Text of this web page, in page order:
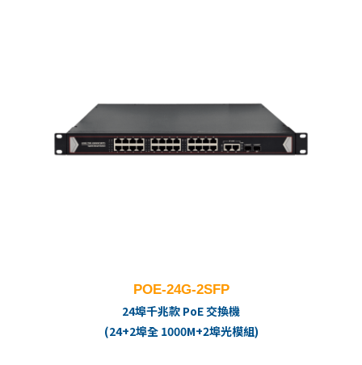
POE-24G-2SFP
24埠千兆款 PoE 交換機
(24+2埠全 1000M+2埠光模組)